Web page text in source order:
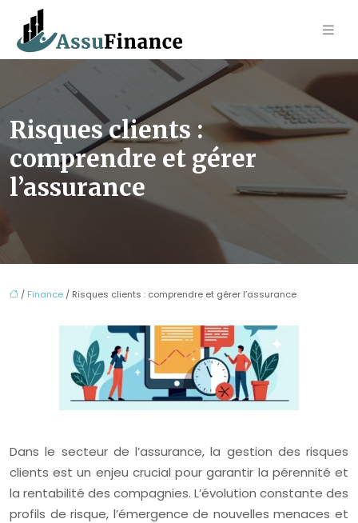
Risques clients :
comprendre et gérer
l’assurance
/ Finance / Risques clients : comprendre et gérer l’assurance
Dans le secteur de l’assurance, la gestion des risques
clients est un enjeu crucial pour garantir la pérennité et
la rentabilité des compagnies. L’évolution constante des
profils de risque, l’émergence de nouvelles menaces et